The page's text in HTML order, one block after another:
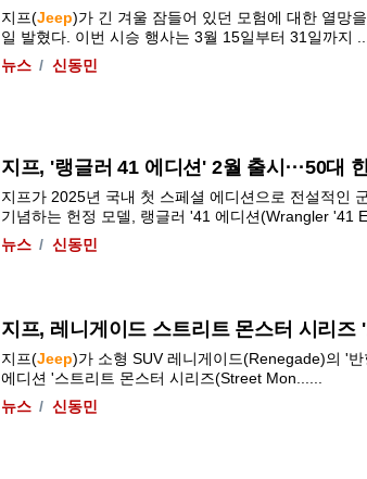
지프(Jeep)가 긴 겨울 잠들어 있던 모험에 대한 열망
일 발혔다. 이번 시승 행사는 3월 15일부터 31일까지
뉴스
신동민
지프, '랭글러 41 에디션' 2월 출시···50대
지프가 2025년 국내 첫 스페셜 에디션으로 전설적인
기념하는 헌정 모델, 랭글러 '41 에디션(Wrangler '41
뉴스
신동민
지프, 레니게이드 스트리트 몬스터 시리즈
지프(Jeep)가 소형 SUV 레니게이드(Renegade)의 '
에디션 '스트리트 몬스터 시리즈(Street Mon......
뉴스
신동민